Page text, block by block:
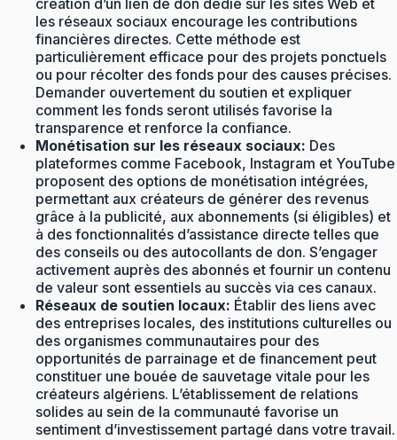
création d’un lien de don dédié sur les sites Web et
les réseaux sociaux encourage les contributions
financières directes. Cette méthode est
particulièrement efficace pour des projets ponctuels
ou pour récolter des fonds pour des causes précises.
Demander ouvertement du soutien et expliquer
comment les fonds seront utilisés favorise la
transparence et renforce la confiance.
Monétisation sur les réseaux sociaux: Des
plateformes comme Facebook, Instagram et YouTube
proposent des options de monétisation intégrées,
permettant aux créateurs de générer des revenus
grâce à la publicité, aux abonnements (si éligibles) et
à des fonctionnalités d’assistance directe telles que
des conseils ou des autocollants de don. S’engager
activement auprès des abonnés et fournir un contenu
de valeur sont essentiels au succès via ces canaux.
Réseaux de soutien locaux: Établir des liens avec
des entreprises locales, des institutions culturelles ou
des organismes communautaires pour des
opportunités de parrainage et de financement peut
constituer une bouée de sauvetage vitale pour les
créateurs algériens. L’établissement de relations
solides au sein de la communauté favorise un
sentiment d’investissement partagé dans votre travail.